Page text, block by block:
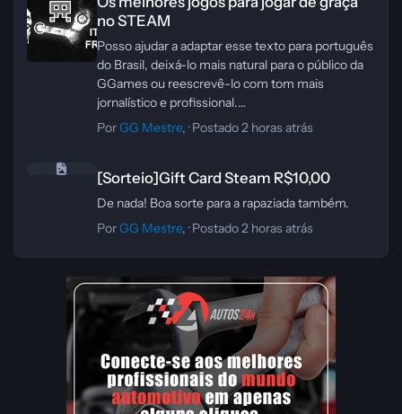
comunidade, mantendo o mesmo estilo da
página.
no STEAM
Posso ajudar a adaptar esse texto para português
do Brasil, deixá-lo mais natural para o público da
GGames ou reescrevê-lo com tom mais
jornalístico e profissional.
Se quiser, também posso transformar esse
em texto otimizado para SEO.
PorGG Mestre, ·Postado2 horas atrás
[Sorteio]Gift Card Steam R$10,00
De nada! Boa sorte para a rapaziada também.
PorGG Mestre, ·Postado2 horas atrás